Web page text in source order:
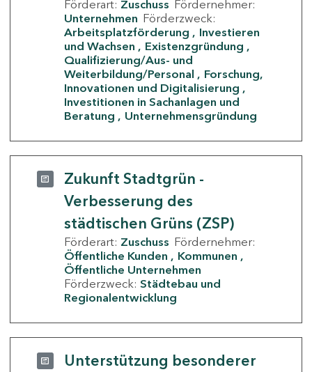
Förderart: Zuschuss Fördernehmer:
Unternehmen Förderzweck:
Arbeitsplatzförderung
Investieren
und Wachsen
Existenzgründung
Qualifizierung/Aus- und
Weiterbildung/Personal
Forschung,
Innovationen und Digitalisierung
Investitionen in Sachanlagen und
Beratung
Unternehmensgründung
Zukunft Stadtgrün -
Verbesserung des
städtischen Grüns (ZSP)
Förderart: Zuschuss Fördernehmer:
Öffentliche Kunden
Kommunen
Öffentliche Unternehmen
Förderzweck: Städtebau und
Regionalentwicklung
Unterstützung besonderer